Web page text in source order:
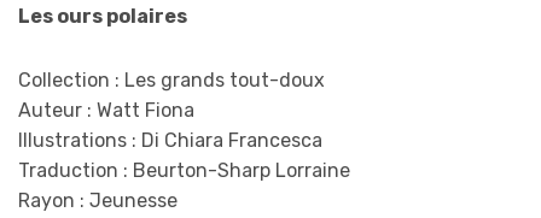
Les ours polaires
Collection : Les grands tout-doux
Auteur : Watt Fiona
Illustrations : Di Chiara Francesca
Traduction : Beurton-Sharp Lorraine
Rayon : Jeunesse